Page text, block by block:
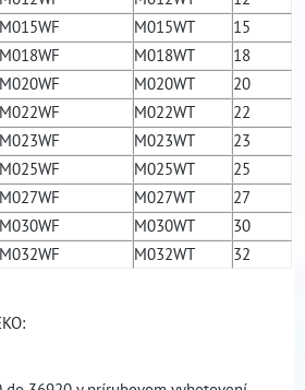
M015WF M015WT
15
M018WF M018WT
18
M020WF M020WT
20
M022WF M022WT
22
M023WF M023WT
23
M025WF M025WT
25
M027WF M027WT
27
M030WF M030WT
30
M032WF M032WT 32